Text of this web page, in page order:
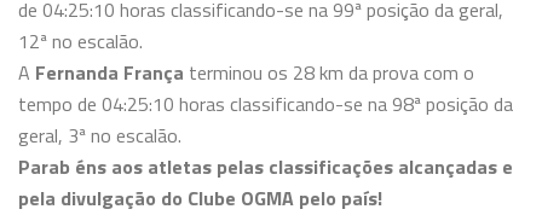
de 04:25:10 horas classificando-se na 99ª posição da geral,
12ª no escalão.
A Fernanda França terminou os 28 km da prova com o
tempo de 04:25:10 horas classificando-se na 98ª posição da
geral, 3ª no escalão.
Parab éns aos atletas pelas classificações alcançadas e
pela divulgação do Clube OGMA pelo país!